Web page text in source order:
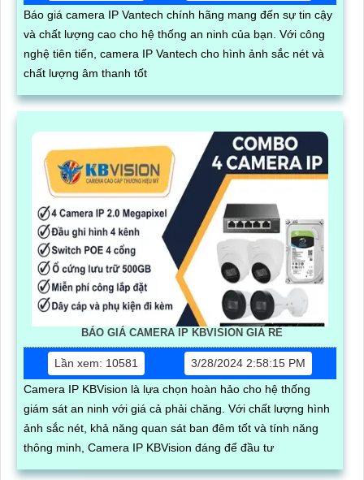
Báo giá camera IP Vantech chính hãng mang đến sự tin cậy
và chất lượng cao cho hệ thống an ninh của bạn. Với công
nghệ tiên tiến, camera IP Vantech cho hình ảnh sắc nét và
chất lượng âm thanh tốt
BÁO GIÁ CAMERA IP KBVISION GIÁ RÈ
Lần xem: 10581
3/28/2024 2:58:15 PM
Camera IP KBVision là lựa chọn hoàn hảo cho hệ thống
giám sát an ninh với giá cả phải chăng. Với chất lượng hình
ảnh sắc nét, khả năng quan sát ban đêm tốt và tính năng
thông minh, Camera IP KBVision đáng để đầu tư